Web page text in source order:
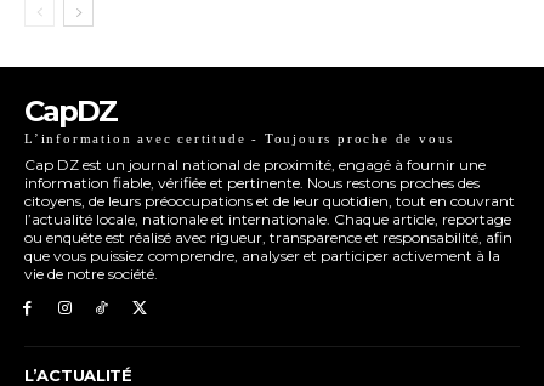
CapDZ
L’information avec certitude - Toujours proche de vous
Cap DZ est un journal national de proximité, engagé à fournir une
information fiable, vérifiée et pertinente. Nous restons proches des
citoyens, de leurs préoccupations et de leur quotidien, tout en couvrant
l’actualité locale, nationale et internationale. Chaque article, reportage
ou enquête est réalisé avec rigueur, transparence et responsabilité, afin
que vous puissiez comprendre, analyser et participer activement à la
vie de notre société.
L’ACTUALITÉ